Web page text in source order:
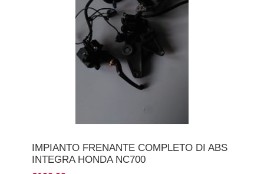
IMPIANTO FRENANTE COMPLETO DI ABS
INTEGRA HONDA NC700